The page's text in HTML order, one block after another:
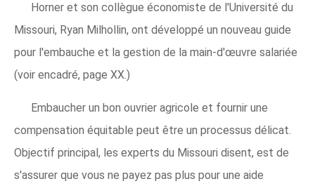
Horner et son collègue économiste de l'Université du
Missouri, Ryan Milhollin, ont développé un nouveau guide
pour l'embauche et la gestion de la main-d'œuvre salariée
(voir encadré, page XX.)
Embaucher un bon ouvrier agricole et fournir une
compensation équitable peut être un processus délicat.
Objectif principal, les experts du Missouri disent, est de
s'assurer que vous ne payez pas plus pour une aide